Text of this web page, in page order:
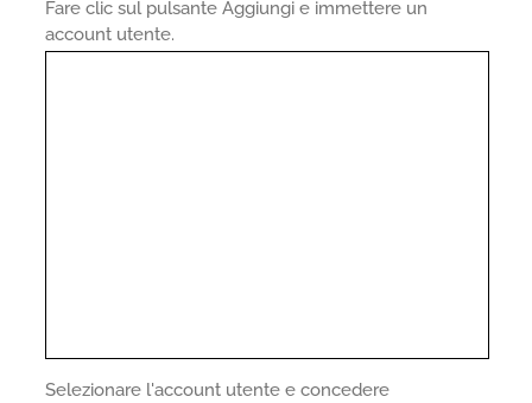
Fare clic sul pulsante Aggiungi e immettere un
account utente.
Selezionare l'account utente e concedere